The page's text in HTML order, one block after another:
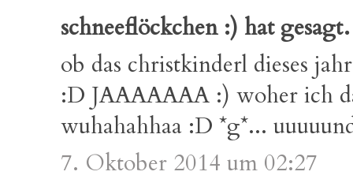
schneeflöckchen :) hat
ob das christkinderl dieses
:D JAAAAAAA :) woher ich
wuhahahhaa :D *g*...
7. Oktober 2014 um 02:27